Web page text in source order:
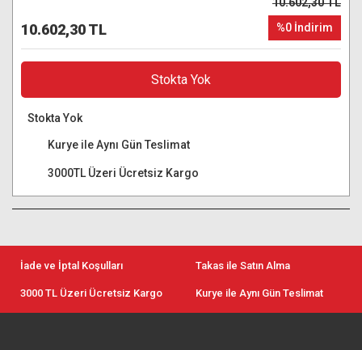
10.602,30 TL
%0 İndirim
Stokta Yok
Stokta Yok
Kurye ile Aynı Gün Teslimat
3000TL Üzeri Ücretsiz Kargo
İade ve İptal Koşulları Takas ile Satın Alma
3000 TL Üzeri Ücretsiz Kargo Kurye ile Aynı Gün Teslimat